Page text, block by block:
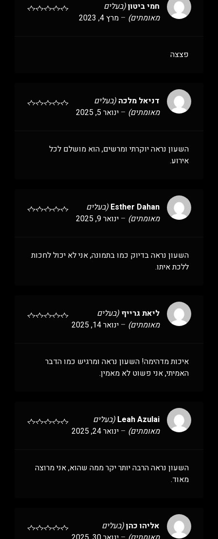
חמי ביטון(בעלים
מאומתים) – מרץ 4, 2023
פצצה
דניאל מלכה (בעלים
מאומתים) – ינואר 5, 2025
השעון נראה יוקרתי ומרשים, הוא מושלם לכל
אירוע.
Esther Dahan (בעלים
מאומתים) – ינואר 9, 2025
השעון נראה בדיוק כמו בתמונה, אני לא יכול לחכות
ללכת איתו.
ליאת גרייף (בעלים
מאומתים) – ינואר 14, 2025
איכות מדהימה! השעון נראה ומרגיש כמו הדבר
האמיתי, אני פשוט לא מאמין.
Leah Azulai (בעלים
מאומתים) – ינואר 24, 2025
השעון נראה הרבה יותר יקר ממה שהוא, אני מרוצה
מאוד.
אליהו כהן(בעלים